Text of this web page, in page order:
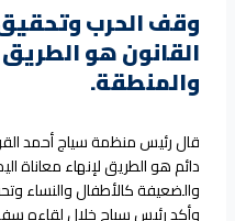
وقف الحرب
القانون هو
والمنطقة.
قال رئيس منظمة سياج أحمد
دائم هو الطريق لإنهاء معاناة
والضعيفة كالأطفال والنساء
وأكد رئيس سياج خلال لقاءه